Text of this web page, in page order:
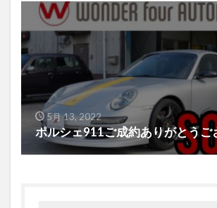
5月 13, 2022
ポルシェ911ご成約ありがとうご